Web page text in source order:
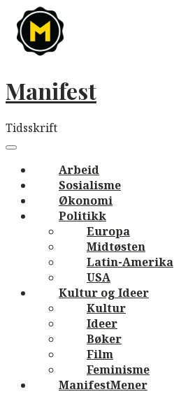
Skip
content
Manifest
Tidsskrift
navigation
Menu
Arbeid
Sosialisme
Økonomi
Politikk
Europa
Midtøsten
Latin-Amerika
USA
Kultur og Ideer
Kultur
Ideer
Bøker
Film
Feminisme
ManifestMener